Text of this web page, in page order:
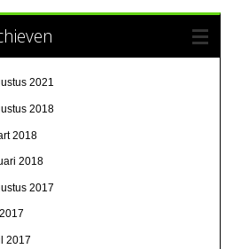
2021
2018
2018
2018
2017
2017